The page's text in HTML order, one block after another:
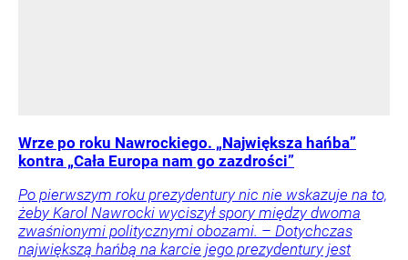
Wrze po roku Nawrockiego. „Największa hańba”
kontra „Cała Europa nam go zazdrości”
Po pierwszym roku prezydentury nic nie wskazuje na to,
żeby Karol Nawrocki wyciszył spory między dwoma
zwaśnionymi politycznymi obozami. – Dotychczas
największą hańbą na karcie jego prezydentury jest